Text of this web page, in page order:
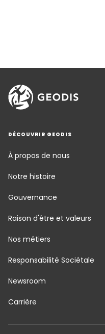
DÉCOUVRIR GEODIS
À propos de nous
Notre histoire
Gouvernance
Raison d'être et valeurs
Nos métiers
Responsabilité Sociétale
Newsroom
Carrière